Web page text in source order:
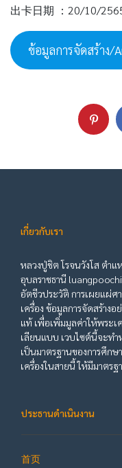
出卡日期 ：20/10/
ข้อมูลการจัดสร้าง
เกี่ยวกับเรา
หลวงปู่ชิต โรจนวังโส ตำแ
อุบลราชธานี
อัตชีวประวัติ การเผยแผ่ศ
เครื่อง ข้อมูลการจัดสร้าง
แท้ เพื่อเพิ่มมูลค่าให้พระ
เลียนแบบ เวบไซต์นี้จะท
เป็นมาตรฐานของการศึก
เครื่องในสายนี้ ให้มีมาตร
ประธานดำเนินงาน
首页